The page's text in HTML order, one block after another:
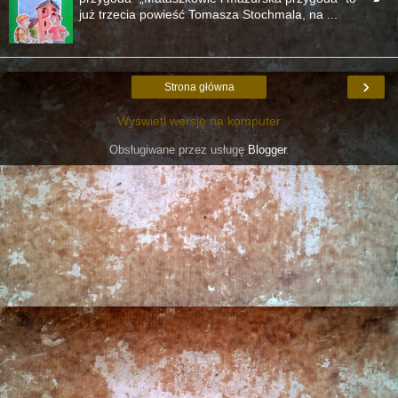
już trzecia powieść Tomasza Stochmala, na ...
›
Strona główna
Wyświetl wersję na komputer
Obsługiwane przez usługę Blogger.